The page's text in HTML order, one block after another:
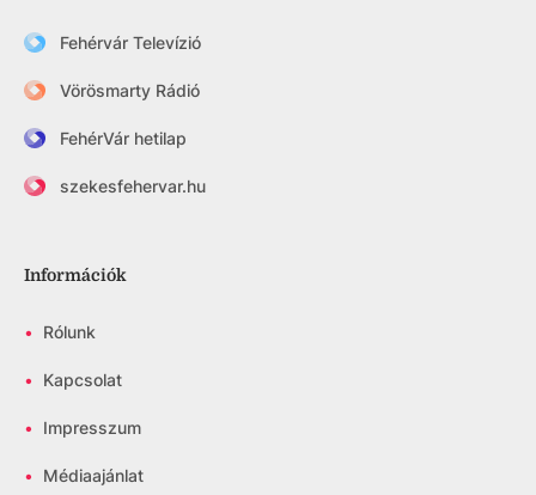
Fehérvár Televízió
Vörösmarty Rádió
FehérVár hetilap
szekesfehervar.hu
Információk
• Rólunk
• Kapcsolat
• Impresszum
• Médiaajánlat